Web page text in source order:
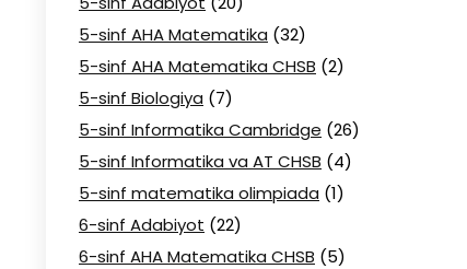
5-sinf AHA Matematika (32)
5-sinf AHA Matematika CHSB (2)
5-sinf Biologiya (7)
5-sinf Informatika Cambridge (26)
5-sinf Informatika va AT CHSB (4)
5-sinf matematika olimpiada (1)
6-sinf Adabiyot (22)
6-sinf AHA Matematika CHSB (5)